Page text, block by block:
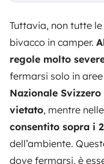
Tuttavia, non tutte
bivacco in camper.
regole molto
fermarsi solo in
Nazionale
vietato, mentre nelle
consentito sopra i
dell’ambiente.
dove fermarsi, è